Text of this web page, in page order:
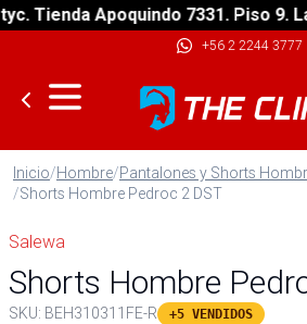
Apoquindo 7331. Piso 9. Las
+56 2 2244 3777
Inicio/Hombre/Pantalones y Shorts
/Shorts Hombre Pedroc 2 DST
Salewa
Shorts Hombre
SKU: BEH310311FE-R +5 VENDIDOS